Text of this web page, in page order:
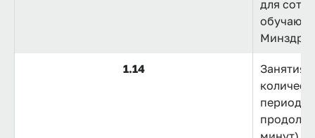
для
1.14
Занятия
период 1